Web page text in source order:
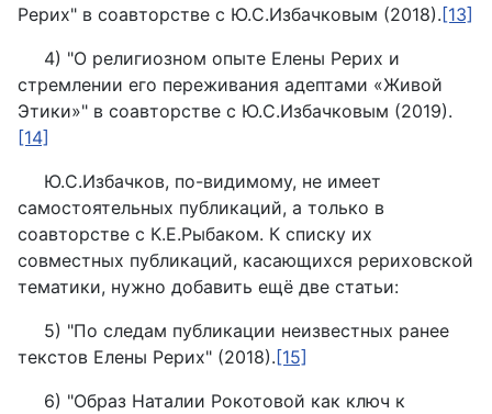
Рерих" в соавторстве с Ю.С.Избачковым (2018).[13]
4) "О религиозном опыте Елены Рерих и
стремлении его переживания адептами «Живой
Этики»" в соавторстве с Ю.С.Избачковым (2019).
[14]
Ю.С.Избачков, по-видимому, не имеет
самостоятельных публикаций, а только в
соавторстве с К.Е.Рыбаком. К списку их
совместных публикаций, касающихся рериховской
тематики, нужно добавить ещё две статьи:
5) "По следам публикации неизвестных ранее
текстов Елены Рерих" (2018).[15]
6) "Образ Наталии Рокотовой как ключ к